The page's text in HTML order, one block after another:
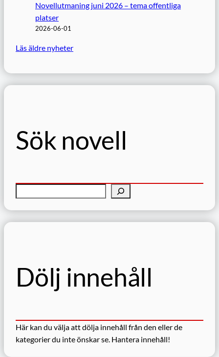
Novellutmaning juni 2026 – tema offentliga
platser
2026-06-01
Läs äldre nyheter
Sök novell
ö
Dölj innehåll
Här kan du välja att dölja innehåll från den eller de
kategorier du inte önskar se. Hantera innehåll!